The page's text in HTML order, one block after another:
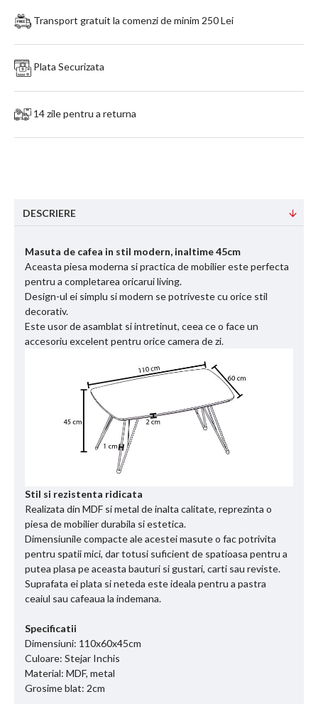
Transport gratuit la comenzi de minim 250 Lei
Plata Securizata
14 zile pentru a returna
DESCRIERE
Masuta de cafea in stil modern, inaltime 45cm
Aceasta piesa moderna si practica de mobilier este perfecta
pentru a completarea oricarui living.
Design-ul ei simplu si modern se potriveste cu orice stil
decorativ.
Este usor de asamblat si intretinut, ceea ce o face un
accesoriu excelent pentru orice camera de zi.
Stil si rezistenta ridicata
Realizata din MDF si metal de inalta calitate, reprezinta o
piesa de mobilier durabila si estetica.
Dimensiunile compacte ale acestei masute o fac potrivita
pentru spatii mici, dar totusi suficient de spatioasa pentru a
putea plasa pe aceasta bauturi si gustari, carti sau reviste.
Suprafata ei plata si neteda este ideala pentru a pastra
ceaiul sau cafeaua la indemana.
Specificatii
Dimensiuni: 110x60x45cm
Culoare: Stejar Inchis
Material: MDF, metal
Grosime blat: 2cm